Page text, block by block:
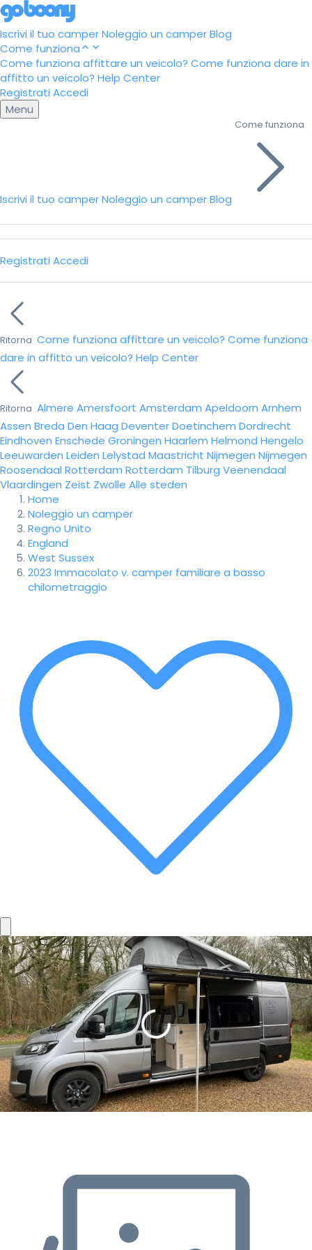
Iscrivi il tuo camperNoleggio un camperBlog
Come funziona
Come funziona affittare un veicolo? Come funziona dare in
affitto un veicolo? Help Center
Registrati Accedi
Menu
Iscrivi il tuo camperNoleggio un camperBlog
Come funziona
Registrati Accedi
Ritorna Come funziona affittare un veicolo? Come funziona
dare in affitto un veicolo? Help Center
Ritorna Almere Amersfoort Amsterdam Apeldoorn Arnhem
Assen Breda Den Haag DeventerDoetinchem Dordrecht
Eindhoven Enschede Groningen Haarlem Helmond Hengelo
Leeuwarden Leiden Lelystad Maastricht Nijmegen Nijmegen
Roosendaal Rotterdam Rotterdam Tilburg Veenendaal
Vlaardingen Zeist Zwolle Alle steden
Home
Noleggio un camper
Regno Unito
England
West Sussex
2023 Immacolato v. camper familiare a basso
chilometraggio